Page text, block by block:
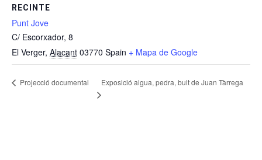
RECINTE
Punt Jove
C/ Escorxador, 8
El Verger, Alacant 03770 Spain + Mapa de Google
Projecció documental Exposició aigua, pedra, buit de Juan Tàrrega